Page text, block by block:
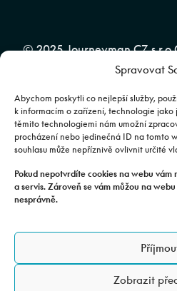
Spravovat
Abychom poskytli co nejlepší služby,
k informacím o zařízení, technologie jako
těmito technologiemi nám umožní
procházení nebo jedinečná ID na tomto
souhlasu může nepříznivě ovlivnit určité
Pokud nepotvrdíte cookies na webu
a servis. Zároveň se vám můžou na
nesprávně.
Zobrazit
© 2025 Journeyman CZ
značky CFMOTO pro ČR a
Team
Fotografie mají pouze ilustrativní
kombinace apod. se mohou lišit. Pro
prodejce. | Veškeré zobrazené
charakter a nejsou nabídkou ve smyslu
zákona č. 89/2012 Sb., občanského
JOURNEYMAN CZ s.r.o. |
Praha 4 | IČO: 24843920, DIČ:
Adresa provozovny: Všechromy 75,